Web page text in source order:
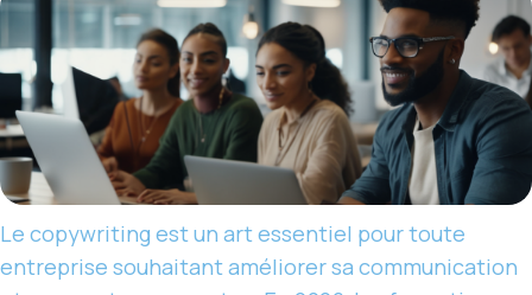
Le copywriting est un art essentiel pour toute
entreprise souhaitant améliorer sa communication